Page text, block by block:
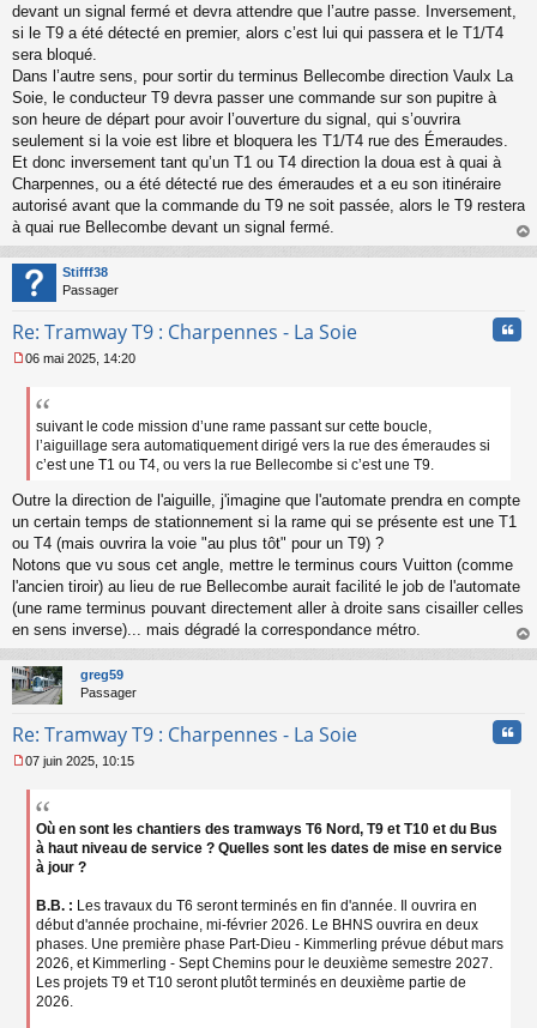
devant un signal fermé et devra attendre que l’autre passe. Inversement,
si le T9 a été détecté en premier, alors c’est lui qui passera et le T1/T4
sera bloqué.
Dans l’autre sens, pour sortir du terminus Bellecombe direction Vaulx La
Soie, le conducteur T9 devra passer une commande sur son pupitre à
son heure de départ pour avoir l’ouverture du signal, qui s’ouvrira
seulement si la voie est libre et bloquera les T1/T4 rue des Émeraudes.
Et donc inversement tant qu’un T1 ou T4 direction la doua est à quai à
Charpennes, ou a été détecté rue des émeraudes et a eu son itinéraire
autorisé avant que la commande du T9 ne soit passée, alors le T9 restera
à quai rue Bellecombe devant un signal fermé.
au
Stifff38
Passager
Re: Tramway T9 : Charpennes - La Soie
e
e
n
l
u
06 mai 2025, 14:20
suivant le code mission d’une rame passant sur cette boucle,
l’aiguillage sera automatiquement dirigé vers la rue des émeraudes si
c’est une T1 ou T4, ou vers la rue Bellecombe si c’est une T9.
Outre la direction de l'aiguille, j'imagine que l'automate prendra en compte
un certain temps de stationnement si la rame qui se présente est une T1
ou T4 (mais ouvrira la voie "au plus tôt" pour un T9) ?
Notons que vu sous cet angle, mettre le terminus cours Vuitton (comme
l'ancien tiroir) au lieu de rue Bellecombe aurait facilité le job de l'automate
(une rame terminus pouvant directement aller à droite sans cisailler celles
en sens inverse)... mais dégradé la correspondance métro.
au
greg59
Passager
Re: Tramway T9 : Charpennes - La Soie
e
07 juin 2025, 10:15
Où en sont les chantiers des tramways T6 Nord, T9 et T10 et du Bus
à haut niveau de service ? Quelles sont les dates de mise en service
à jour ?
B.B. : Les travaux du T6 seront terminés en fin d'année. Il ouvrira en
début d'année prochaine, mi-février 2026. Le BHNS ouvrira en deux
phases. Une première phase Part-Dieu - Kimmerling prévue début mars
2026, et Kimmerling - Sept Chemins pour le deuxième semestre 2027.
Les projets T9 et T10 seront plutôt terminés en deuxième partie de
2026.